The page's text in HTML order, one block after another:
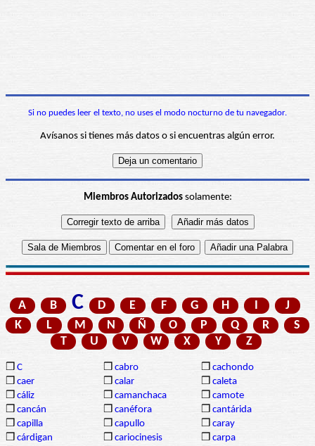
Si no puedes leer el texto, no uses el modo nocturno de tu navegador.
Avísanos si tienes más datos o si encuentras algún error.
Miembros Autorizadossolamente:
A B C D E F G H I
J
K
L M N Ñ O P Q R
S
T
U V W X Y Z
❒ C ❒ cabro ❒ cachondo
❒ caer ❒ calar ❒ caleta
❒ cáliz ❒ camanchaca ❒ camote
❒ cancán ❒ canéfora ❒ cantárida
❒ capilla ❒ capullo ❒ caray
❒ cárdigan ❒ cariocinesis ❒ carpa